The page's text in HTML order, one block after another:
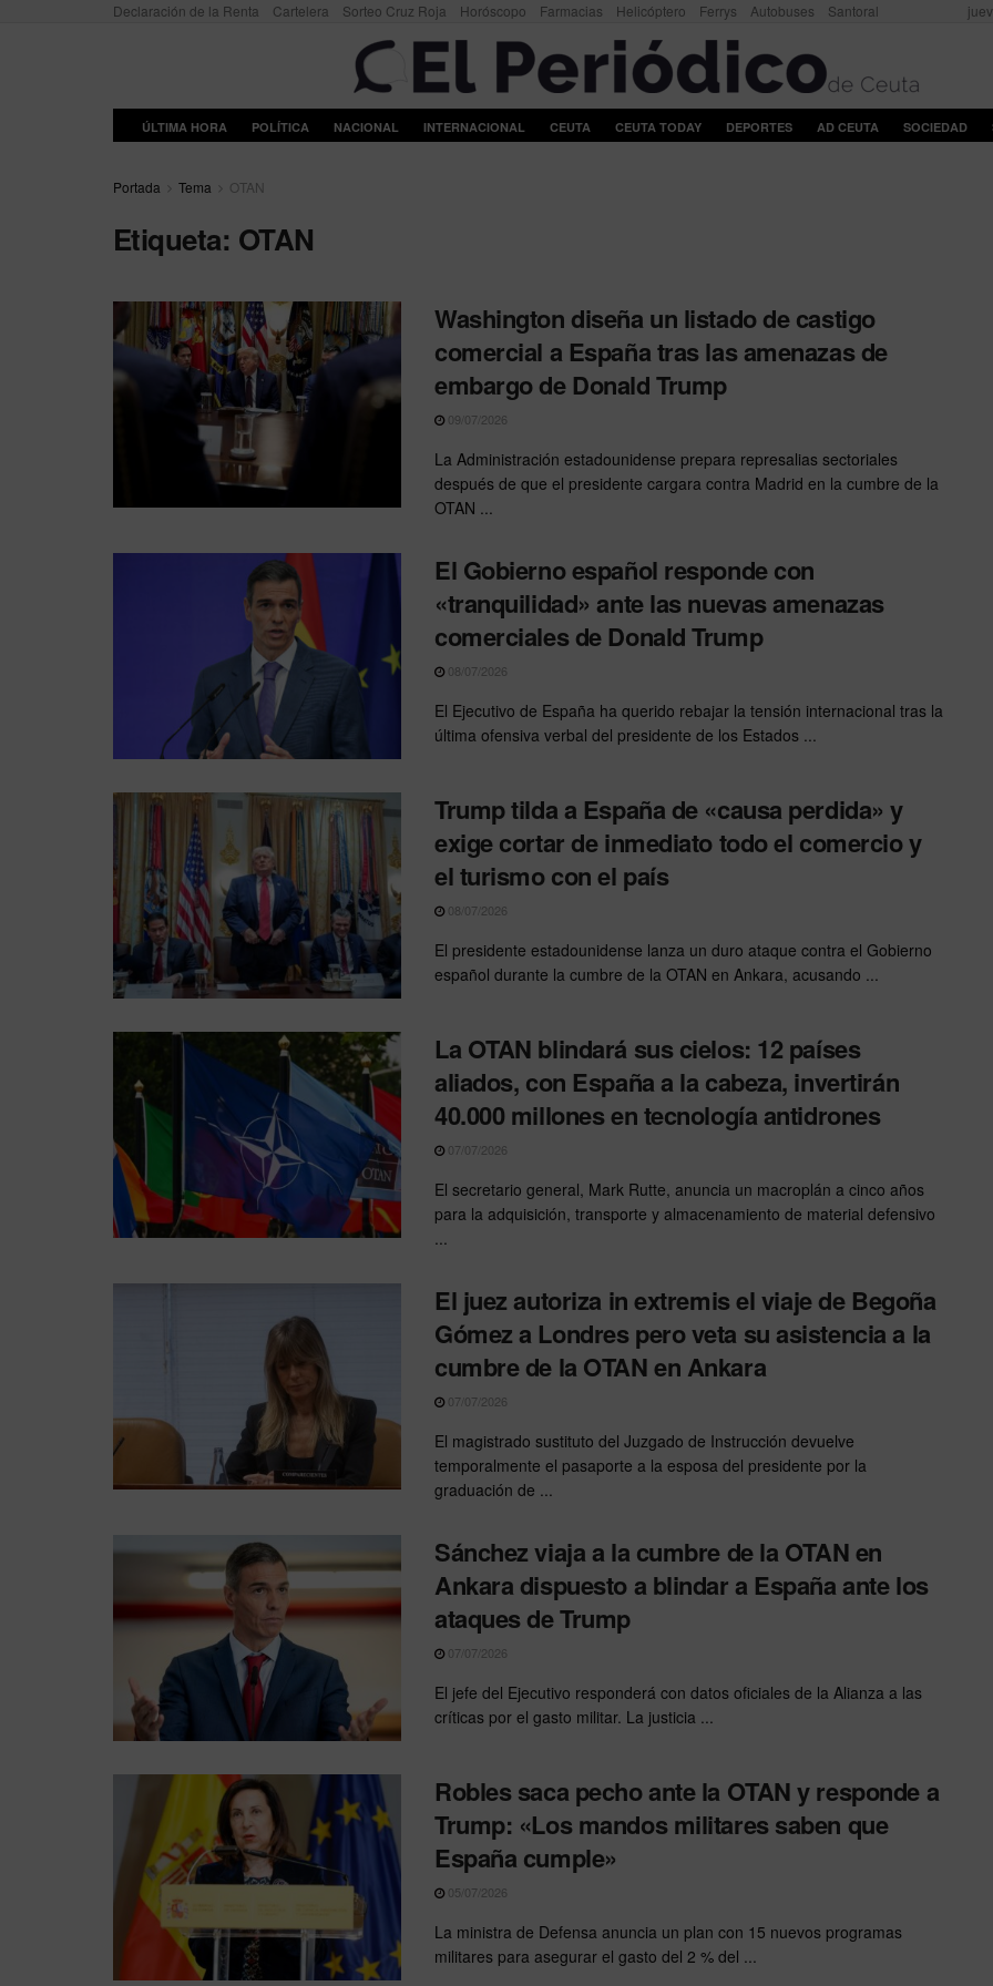
Declaración de la Renta Cartelera Sorteo Cruz Roja Horóscopo Farmacias Helicóptero Ferrys Autobuses Santoral
ÚLTIMA HORA POLÍTICA NACIONAL INTERNACIONAL CEUTA CEUTA TODAY DEPORTES AD CEUTA SOCIEDAD
Portada Tema OTAN
Etiqueta: OTAN
Washington diseña un listado de castigo
comercial a España tras las amenazas de
embargo de Donald Trump
09/07/2026
La Administración estadounidense prepara represalias sectoriales
después de que el presidente cargara contra Madrid en la cumbre de la
OTAN ...
El Gobierno español responde con
«tranquilidad» ante las nuevas amenazas
comerciales de Donald Trump
08/07/2026
El Ejecutivo de España ha querido rebajar la tensión internacional tras la
última ofensiva verbal del presidente de los Estados ...
Trump tilda a España de «causa perdida» y
exige cortar de inmediato todo el comercio y
el turismo con el país
08/07/2026
El presidente estadounidense lanza un duro ataque contra el Gobierno
español durante la cumbre de la OTAN en Ankara, acusando ...
La OTAN blindará sus cielos: 12 países
aliados, con España a la cabeza, invertirán
40.000 millones en tecnología antidrones
07/07/2026
El secretario general, Mark Rutte, anuncia un macroplán a cinco años
para la adquisición, transporte y almacenamiento de material defensivo
...
El juez autoriza in extremis el viaje de Begoña
Gómez a Londres pero veta su asistencia a la
cumbre de la OTAN en Ankara
07/07/2026
El magistrado sustituto del Juzgado de Instrucción devuelve
temporalmente el pasaporte a la esposa del presidente por la
graduación de ...
Sánchez viaja a la cumbre de la OTAN en
Ankara dispuesto a blindar a España ante los
ataques de Trump
07/07/2026
El jefe del Ejecutivo responderá con datos oficiales de la Alianza a las
críticas por el gasto militar. La justicia ...
Robles saca pecho ante la OTAN y responde a
Trump: «Los mandos militares saben que
España cumple»
05/07/2026
La ministra de Defensa anuncia un plan con 15 nuevos programas
militares para asegurar el gasto del 2 % del ...